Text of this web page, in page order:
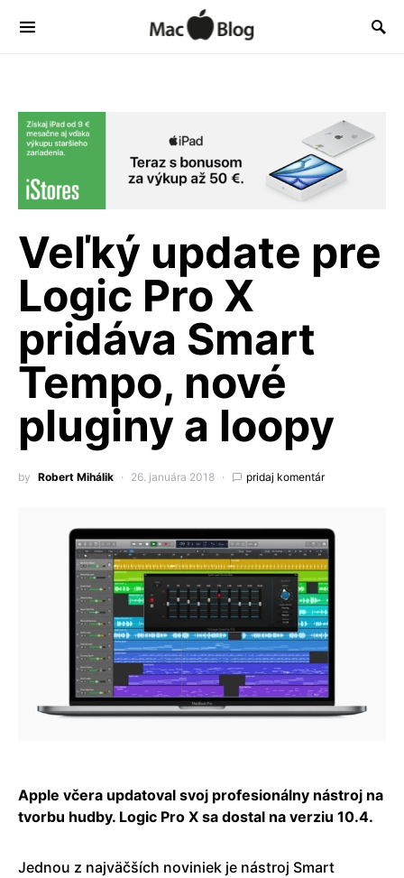
Veľký update pre
Logic Pro X
pridáva Smart
Tempo, nové
pluginy a loopy
by Robert Mihálik 26. januára 2018 pridaj komentár
Apple včera updatoval svoj profesionálny nástroj na
tvorbu hudby. Logic Pro X sa dostal na verziu 10.4.
Jednou z najväčších noviniek je nástroj Smart